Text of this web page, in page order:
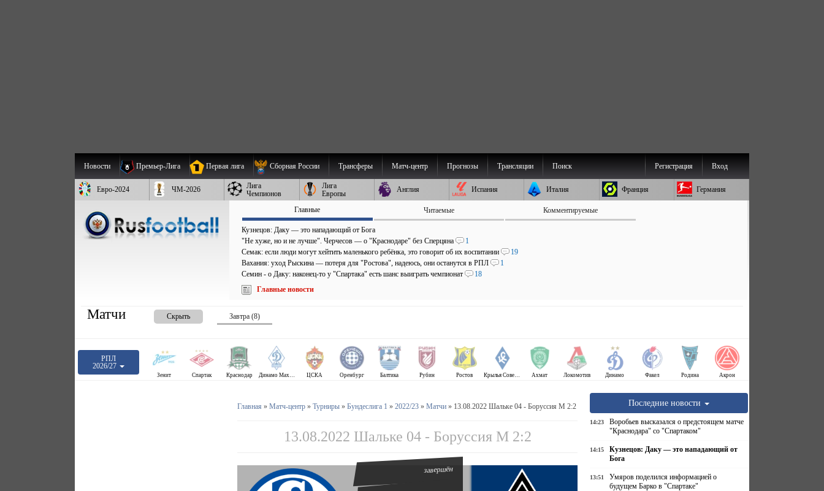
Новости Премьер-Лига Первая лига Сборная России Трансферы Матч-центр Прогнозы Трансляции Поиск Вход
Регистрация
Евро-2024 ЧМ-2026
Лига
Чемпионов
Лига
Европы
Англия Испания Италия Франция Германия
Главные Читаемые Комментируемые
Кузнецов: Даку — это нападающий от Бога
"Не хуже, но и не лучше". Черчесов — о "Краснодаре" без Сперцяна
1
Семак: если люди могут хейтить маленького ребёнка, это говорит об их воспитании
19
Вахания: уход Рыскина — потеря для "Ростова", надеюсь, они останутся в РПЛ
1
Семин - о Даку: наконец-то у "Спартака" есть шанс выиграть чемпионат
18
Главные новости
Матчи Скрыть Завтра (8)
РПЛ
2026/27
Зенит Спартак Краснодар Динамо Махачкала ЦСКА Оренбург Балтика Рубин Ростов Крылья Советов Ахмат Локомотив Динамо Факел Родина Акрон
Главная » Матч-центр» Турниры» Бундеслига 1 » 2022/23» Матчи» 13.08.2022 Шальке 04 - Боруссия М 2:2
13.08.2022 Шальке 04 - Боруссия М 2:2
завершён
Последние новости
14:23
Воробьев высказался о предстоящем матче
"Краснодара" со "Спартаком"
14:15
Кузнецов: Даку — это нападающий от
Бога
13:51
Умяров поделился информацией о
будущем Барко в "Спартаке"